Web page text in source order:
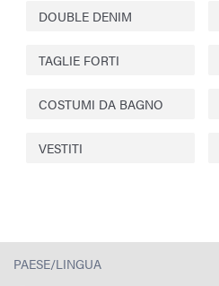
DOUBLE DENIM
TAGLIE FORTI
COSTUMI DA BAGNO
VESTITI
PAESE/LINGUA